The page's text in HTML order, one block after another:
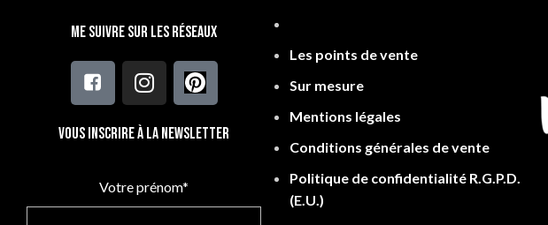
Me suivre sur les réseaux
Vous inscrire à la newsletter
Votre prénom*
Les points de vente
Sur mesure
Mentions légales
Conditions générales de vente
Politique de confidentialité R.G.P.D.
(E.U.)